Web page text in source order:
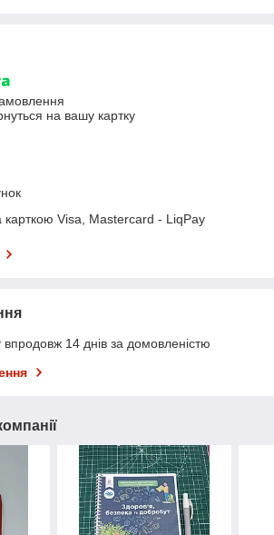
на вашу картку
Visa, Mastercard - LiqPay
14 днів за домовленістю